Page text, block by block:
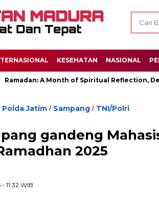
KESEHATAN NASIONAL
A Month of Spiritual Reflection, Devotion,
Polda Jatim / Sampang / TNI/Polri
gandeng
2025
- 11:32 WIB